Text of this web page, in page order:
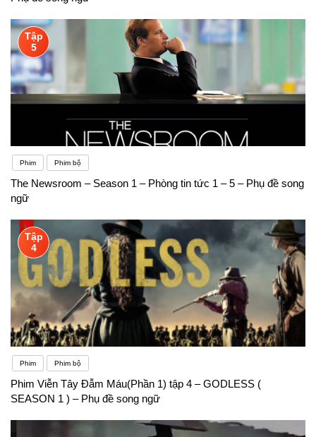
Tập
5
Phim Phim bộ
The Newsroom – Season 1 – Phòng tin tức 1 – 5 – Phụ đề song
ngữ
Tập
4
Phim Phim bộ
Phim Viễn Tây Đẫm Máu(Phần 1) tập 4 – GODLESS (
SEASON 1 ) – Phụ đề song ngữ